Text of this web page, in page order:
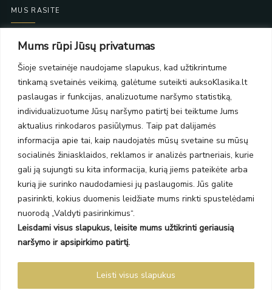
Mums rūpi Jūsų privatumas
Šioje svetainėje naudojame slapukus, kad užtikrintume
tinkamą svetainės veikimą, galėtume suteikti auksoKlasika.lt
paslaugas ir funkcijas, analizuotume naršymo statistiką,
individualizuotume Jūsų naršymo patirtį bei teiktume Jums
aktualius rinkodaros pasiūlymus. Taip pat dalijamės
informacija apie tai, kaip naudojatės mūsų svetaine su mūsų
socialinės žiniasklaidos, reklamos ir analizės partneriais, kurie
gali ją sujungti su kita informacija, kurią jiems pateikėte arba
kurią jie surinko naudodamiesi jų paslaugomis. Jūs galite
pasirinkti, kokius duomenis leidžiate mums rinkti spustelėdami
nuorodą „Valdyti pasirinkimus“.
Leisdami visus slapukus, leisite mums užtikrinti geriausią
naršymo ir apsipirkimo patirtį.
Leisti visus slapukus
MUS RASITE
Taikos pr. 139
PC Molas, Klaipėda
Taikos pr. 141
PC BIG 2, Klaipėda
Šilutės pl. 35
PC Banginis, Klaipėda
NAUJIENLAIŠKIS
Prenumeruokite ir gaukite pasiūlymus, naujienas bei riboto
leidimo kolekcijas.
Prenumeruodami sutinkate su Taisyklėmis ir Privatumo politika.